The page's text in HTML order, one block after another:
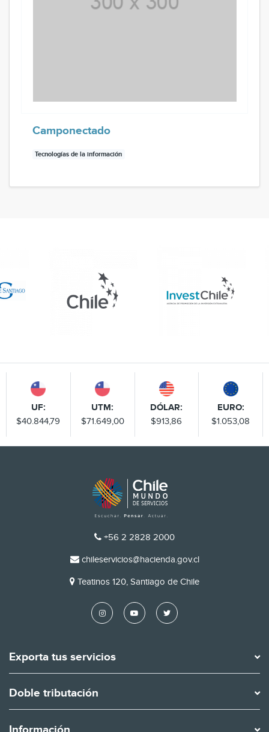
Camponectado
Tecnologías de la información
UF:
$40.844,79
UTM:
$71.649,00
DÓLAR:
$913,86
EURO:
$1.053,08
TELÉFONO
+56 2 2828 2000
EMAIL
chileservicios@hacienda.gov.cl
DIRECCIÓN
Teatinos 120, Santiago de Chile
Exporta tus servicios
Doble tributación